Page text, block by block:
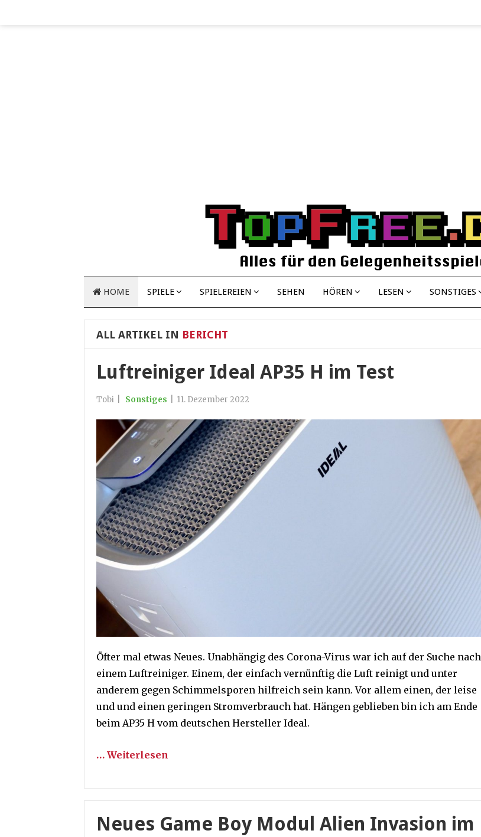
HOME SPIELE SPIELEREIEN SEHEN HÖREN LESEN SONSTIGES
ALL ARTIKEL IN BERICHT
Luftreiniger Ideal AP35 H im Test
Tobi Sonstiges 11. Dezember 2022
Öfter mal etwas Neues. Unabhängig des Corona-Virus war ich auf der Suche nach
einem Luftreiniger. Einem, der einfach vernünftig die Luft reinigt und unter
anderem gegen Schimmelsporen hilfreich sein kann. Vor allem einen, der leise
und und einen geringen Stromverbrauch hat. Hängen geblieben bin ich am Ende
beim AP35 H vom deutschen Hersteller Ideal.
… Weiterlesen
Neues Game Boy Modul Alien Invasion im